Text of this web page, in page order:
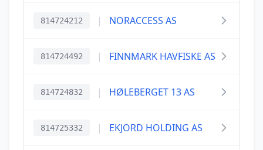
814724212 | NORACCESS AS
814724492 | FINNMARK HAVFISKE AS
814724832 | HØLEBERGET 13 AS
814725332 | EKJORD HOLDING AS